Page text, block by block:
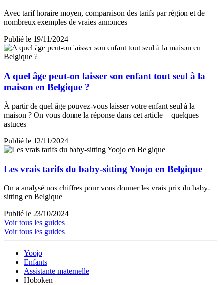
Avec tarif horaire moyen, comparaison des tarifs par région et de
nombreux exemples de vraies annonces
Publié le 19/11/2024
A quel âge peut-on laisser son enfant tout seul à la
maison en Belgique ?
À partir de quel âge pouvez-vous laisser votre enfant seul à la
maison ? On vous donne la réponse dans cet article + quelques
astuces
Publié le 12/11/2024
Les vrais tarifs du baby-sitting Yoojo en Belgique
On a analysé nos chiffres pour vous donner les vrais prix du baby-
sitting en Belgique
Publié le 23/10/2024
Voir tous les guides
Voir tous les guides
Yoojo
Enfants
Assistante maternelle
Hoboken